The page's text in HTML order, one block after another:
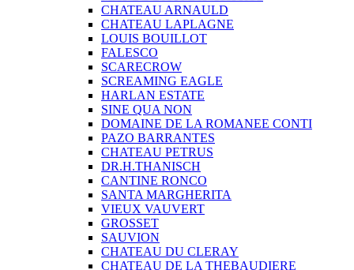
CHATEAU ARNAULD
CHATEAU LAPLAGNE
LOUIS BOUILLOT
FALESCO
SCARECROW
SCREAMING EAGLE
HARLAN ESTATE
SINE QUA NON
DOMAINE DE LA ROMANEE CONTI
PAZO BARRANTES
CHATEAU PETRUS
DR.H.THANISCH
CANTINE RONCO
SANTA MARGHERITA
VIEUX VAUVERT
GROSSET
SAUVION
CHATEAU DU CLERAY
CHATEAU DE LA THEBAUDIERE